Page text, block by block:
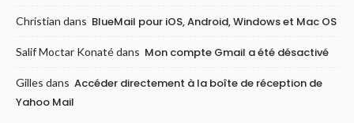
Christian dans BlueMail pour iOS, Android, Windows et Mac OS
Salif Moctar Konatédans Mon compte Gmail a été désactivé
Gilles dans Accéder directement à la boîte de réception de
Yahoo Mail